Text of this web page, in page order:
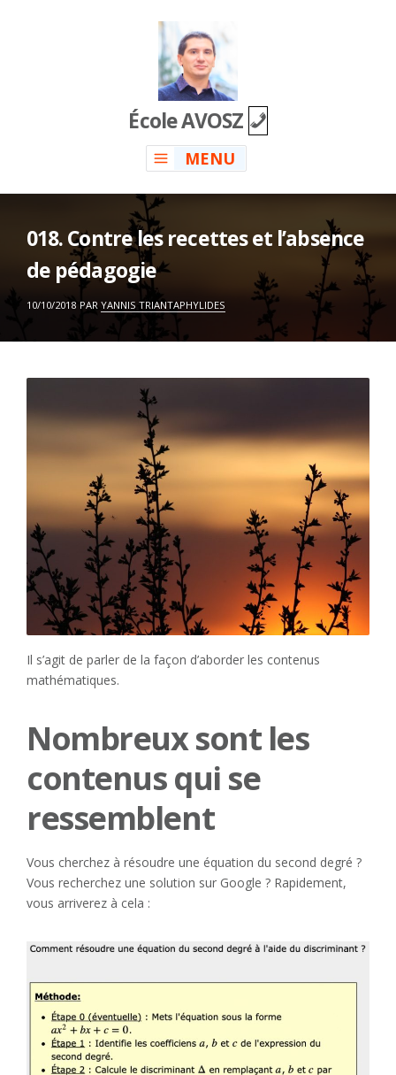
École AVOSZ
MENU
018. Contre les recettes et l’absence
de pédagogie
ON
10/10/2018 PAR YANNIS TRIANTAPHYLIDES
Il s’agit de parler de la façon d’aborder les contenus
mathématiques.
Nombreux sont les
contenus qui se
ressemblent
Vous cherchez à résoudre une équation du second degré ?
Vous recherchez une solution sur Google ? Rapidement,
vous arriverez à cela :